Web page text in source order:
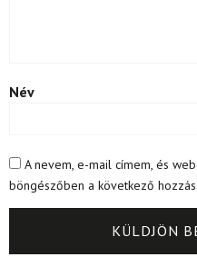
Név
A nevem, e-mail címem, és
böngészőben a következő